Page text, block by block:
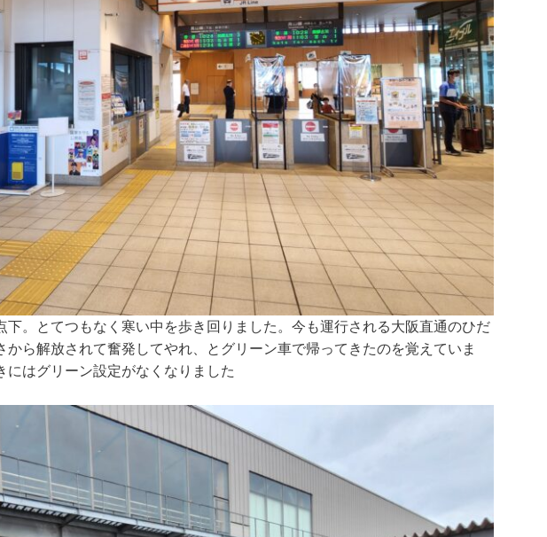
下。とてつもなく寒い中を歩き回りました。今も運行される大阪直通のひだ
から解放されて奮発してやれ、とグリーン車で帰ってきたのを覚えていま
にはグリーン設定がなくなりました